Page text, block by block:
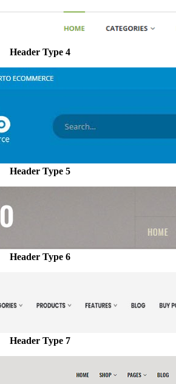
Header Type 4
Header Type 5
Header Type 6
Header Type 7